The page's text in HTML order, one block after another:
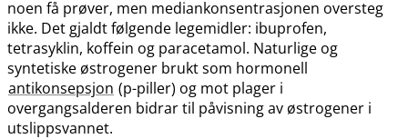
noen få prøver, men mediankonsentrasjonen oversteg
ikke. Det gjaldt følgende legemidler: ibuprofen,
tetrasyklin, koffein og paracetamol. Naturlige og
syntetiske østrogener brukt som hormonell
antikonsepsjon (p-piller) og mot plager i
overgangsalderen bidrar til påvisning av østrogener i
utslippsvannet.